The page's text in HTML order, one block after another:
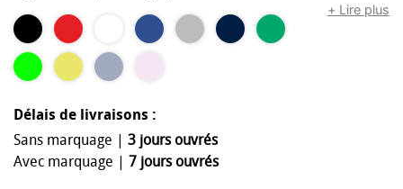
latérales décalées vers l’avant.
+ Lire plus
Délais de livraisons :
Sans marquage | 3 jours ouvrés
Avec marquage | 7 jours ouvrés